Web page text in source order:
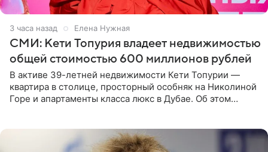
3 часа назад Елена Нужная
СМИ: Кети Топурия владеет недвижимостью
общей стоимостью 600 миллионов рублей
В активе 39-летней недвижимости Кети Топурии —
квартира в столице, просторный особняк на Николиной
Горе и апартаменты класса люкс в Дубае. Об этом